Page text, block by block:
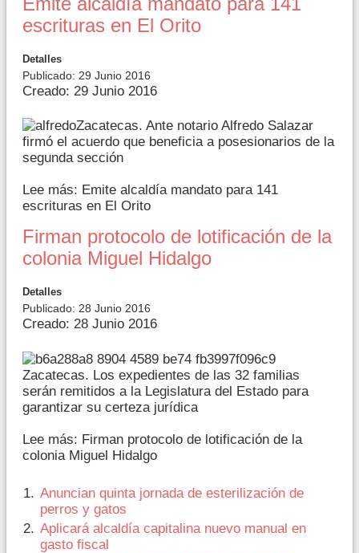
escrituras en El Orito
Detalles
Publicado: 29 Junio 2016
Creado: 29 Junio 2016
Zacatecas. Ante notario Alfredo Salazar
firmó el acuerdo que beneficia a posesionarios de la
segunda sección
Lee más: Emite alcaldía mandato para 141
escrituras en El Orito
Firman protocolo de lotificación de la
colonia Miguel Hidalgo
Detalles
Publicado: 28 Junio 2016
Creado: 28 Junio 2016
Zacatecas. Los expedientes de las 32 familias
serán remitidos a la Legislatura del Estado para
garantizar su certeza jurídica
Lee más: Firman protocolo de lotificación de la
colonia Miguel Hidalgo
Anuncian quinta jornada de esterilización de
perros y gatos
Aplicará alcaldía capitalina nuevo manual en
gasto fiscal